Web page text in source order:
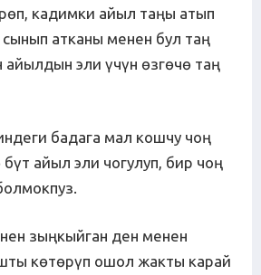
кадимки айыл таңы атып
сынып атканы менен бул таң
айылдын эли үчүн өзгөчө таң
бадага мал кошчу чоң
айыл эли чогулуп, бир чоң
зыңкыйган ден менен
көтөрүп ошол жакты карай